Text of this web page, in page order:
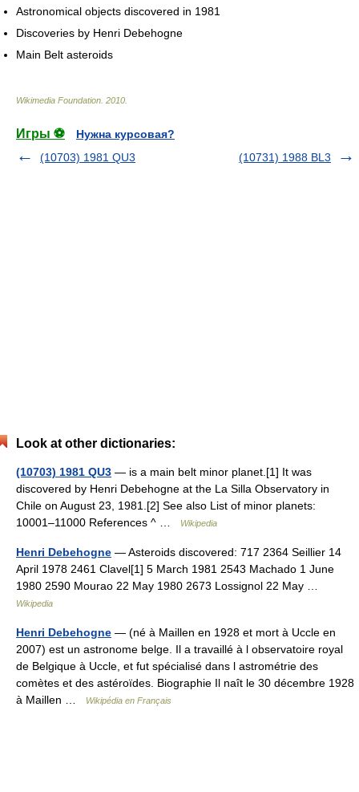
Astronomical objects discovered in 1981
Discoveries by Henri Debehogne
Main Belt asteroids
Wikimedia Foundation 2010
Игры ⚽
Нужна курсовая?
(10703) 1981 QU3
(10731) 1988 BL3
Look at other dictionaries:
(10703) 1981 QU3 — is a main belt minor planet.[1] It was
discovered by Henri Debehogne at the La Silla Observatory in
Chile on August 23, 1981.[2] See also List of minor planets:
10001–11000 References ^ …
Wikipedia
Henri Debehogne — Asteroids discovered: 717 2364 Seillier 14
April 1978 2461 Clavel[1] 5 March 1981 2543 Machado 1 June
1980 2590 Mourao 22 May 1980 2673 Lossignol 22 May …
Wikipedia
Henri Debehogne — (né à Maillen en 1928 et mort à Uccle en
2007) est un astronome belge. Il a travaillé à l observatoire royal
de Belgique à Uccle, et fut spécialisé dans l astrométrie des
comètes et des astéroïdes. Biographie Il naît le 30 décembre 1928
à Maillen …
Wikipédia en Français